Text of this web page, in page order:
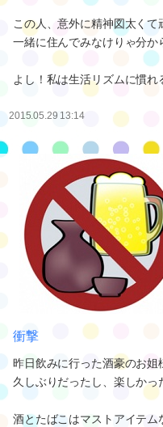
この人、意外に精神図太く
一緒に住んでみなけりゃ分か
よし！私は生活リズムに慣
2015.05.29 13:14
衝撃
昨日飲みに行った酒豪のお姐
久しぶりだったし、楽しかっ
酒とたばこはマストアイテム